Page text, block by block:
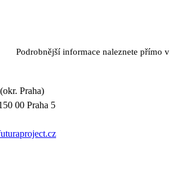
Podrobnější informace naleznete přímo v
Praha)
00 Praha 5